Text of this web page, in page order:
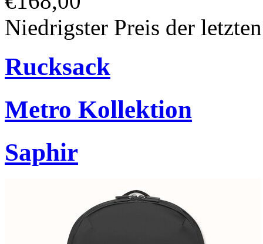
Niedrigster Preis der
Rucksack
Metro Kollektion
Saphir